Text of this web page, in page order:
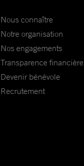
Nous connaître
Notre organisation
Nos engagements
Transparence financière
Devenir bénévole
Recrutement